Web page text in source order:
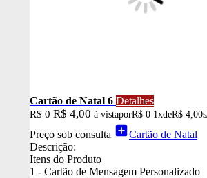
Cartão de Natal 6 Detalhes
R$ 0 R$ 4,00 à vistaporR$ 0 1xdeR$ 4,00
Preço sob consulta add_boxCartão de Natal
Descrição:
Itens do Produto
1 - Cartão de Mensagem Personalizado